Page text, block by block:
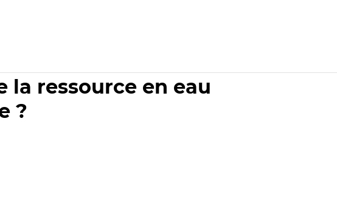
la ressource en eau
?